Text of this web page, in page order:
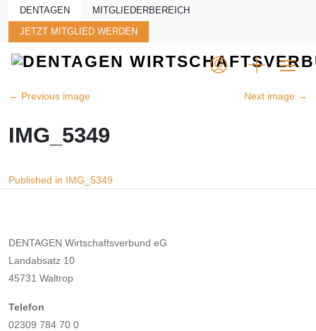
Skip to main content
DENTAGEN MITGLIEDERBEREICH
JETZT MITGLIED WERDEN
← Previous image Next image →
IMG_5349
Beitragsnavigation
Published in IMG_5349
DENTAGEN Wirtschaftsverbund eG
Landabsatz 10
45731 Waltrop
Telefon
02309 784 70 0